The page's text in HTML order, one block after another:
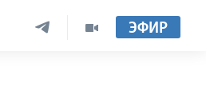
ЭФИР